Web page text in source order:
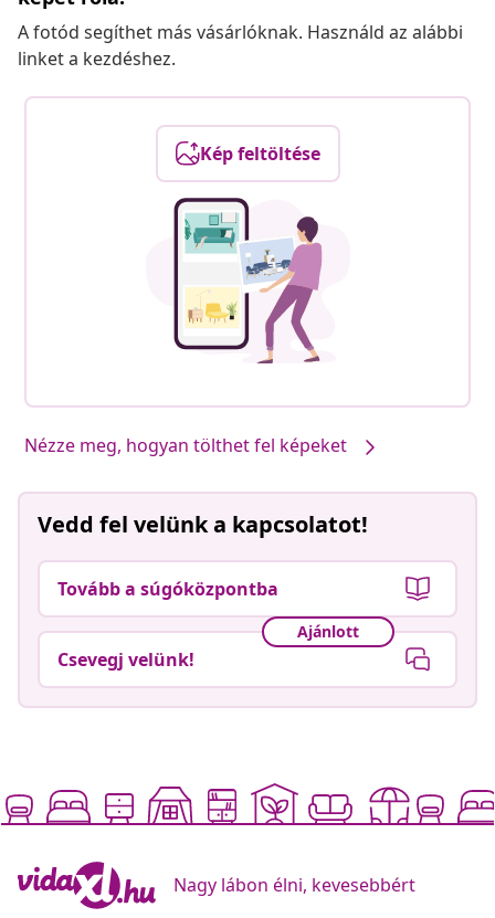
A fotód segíthet más vásárlóknak. Használd az alábbi
linket a kezdéshez.
Kép feltöltése
Nézze meg, hogyan tölthet fel képeket
Vedd fel velünk a kapcsolatot!
Tovább a súgóközpontba
Ajánlott
Csevegj velünk!
Nagy lábon élni, kevesebbért